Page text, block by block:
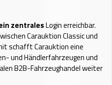
zentralesLogin erreichbar.
Carauktion Classic und
schafft Carauktion eine
und Händlerfahrzeugen und
B2B-Fahrzeughandel weiter